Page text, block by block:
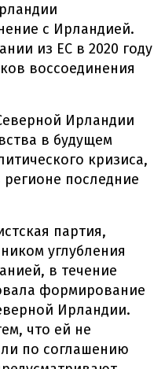
с Ирландией.
из ЕС в 2020 году
воссоединения
Ирландии
в будущем
кризиса,
последние
партия,
углубления
в течение
формирование
Ирландии.
что ей не
по соглашению